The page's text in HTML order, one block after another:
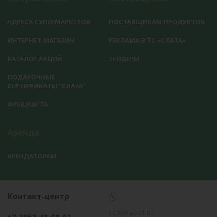
АДРЕСА СУПЕРМАРКЕТОВ
ИНТЕРНЕТ-МАГАЗИН
КАТАЛОГ АКЦИЙ
ПОДАРОЧНЫЕ
СЕРТИФИКАТЫ "СЛАТА"
ФРЕШКАРТА
ПОСТАВЩИКАМ ПРОДУКТОВ
РЕКЛАМА В ТС «СЛАТА»
ТЕНДЕРЫ
АРЕНДАТОРАМ
Контакт-центр